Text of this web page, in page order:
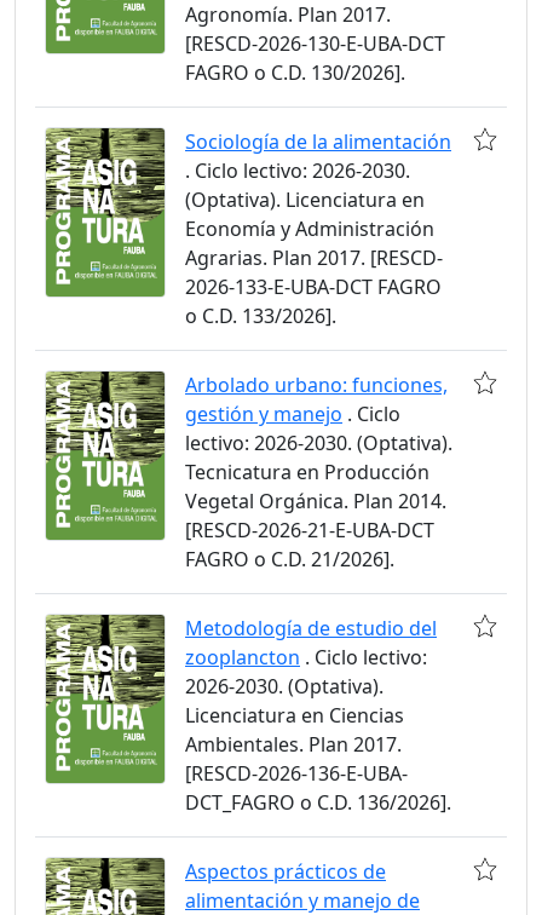
Agronomía. Plan 2017.
[RESCD-2026-130-E-UBA-DCT
FAGRO o C.D. 130/2026].
Sociología de la alimentación
. Ciclo lectivo: 2026-2030.
(Optativa). Licenciatura en
Economía y Administración
Agrarias. Plan 2017. [RESCD-
2026-133-E-UBA-DCT FAGRO
o C.D. 133/2026].
Arbolado urbano: funciones,
gestión y manejo . Ciclo
lectivo: 2026-2030. (Optativa).
Tecnicatura en Producción
Vegetal Orgánica. Plan 2014.
[RESCD-2026-21-E-UBA-DCT
FAGRO o C.D. 21/2026].
Metodología de estudio del
zooplancton . Ciclo lectivo:
2026-2030. (Optativa).
Licenciatura en Ciencias
Ambientales. Plan 2017.
[RESCD-2026-136-E-UBA-
DCT_FAGRO o C.D. 136/2026].
Aspectos prácticos de
alimentación y manejo de